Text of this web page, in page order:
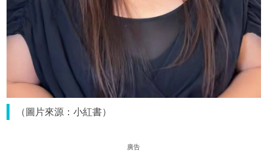
（圖片來源：小紅書）
廣告